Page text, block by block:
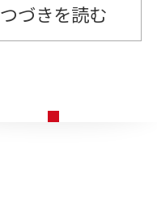
つづきを読む